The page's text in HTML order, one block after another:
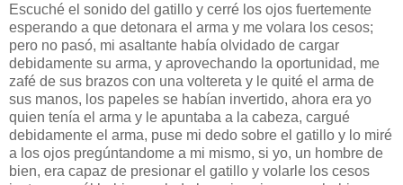
Escuché el sonido del gatillo y cerré los ojos fuertemente
esperando a que detonara el arma y me volara los cesos;
pero no pasó, mi asaltante había olvidado de cargar
debidamente su arma, y aprovechando la oportunidad, me
zafé de sus brazos con una voltereta y le quité el arma de
sus manos, los papeles se habían invertido, ahora era yo
quien tenía el arma y le apuntaba a la cabeza, cargué
debidamente el arma, puse mi dedo sobre el gatillo y lo miré
a los ojos pregúntandome a mi mismo, si yo, un hombre de
bien, era capaz de presionar el gatillo y volarle los cesos